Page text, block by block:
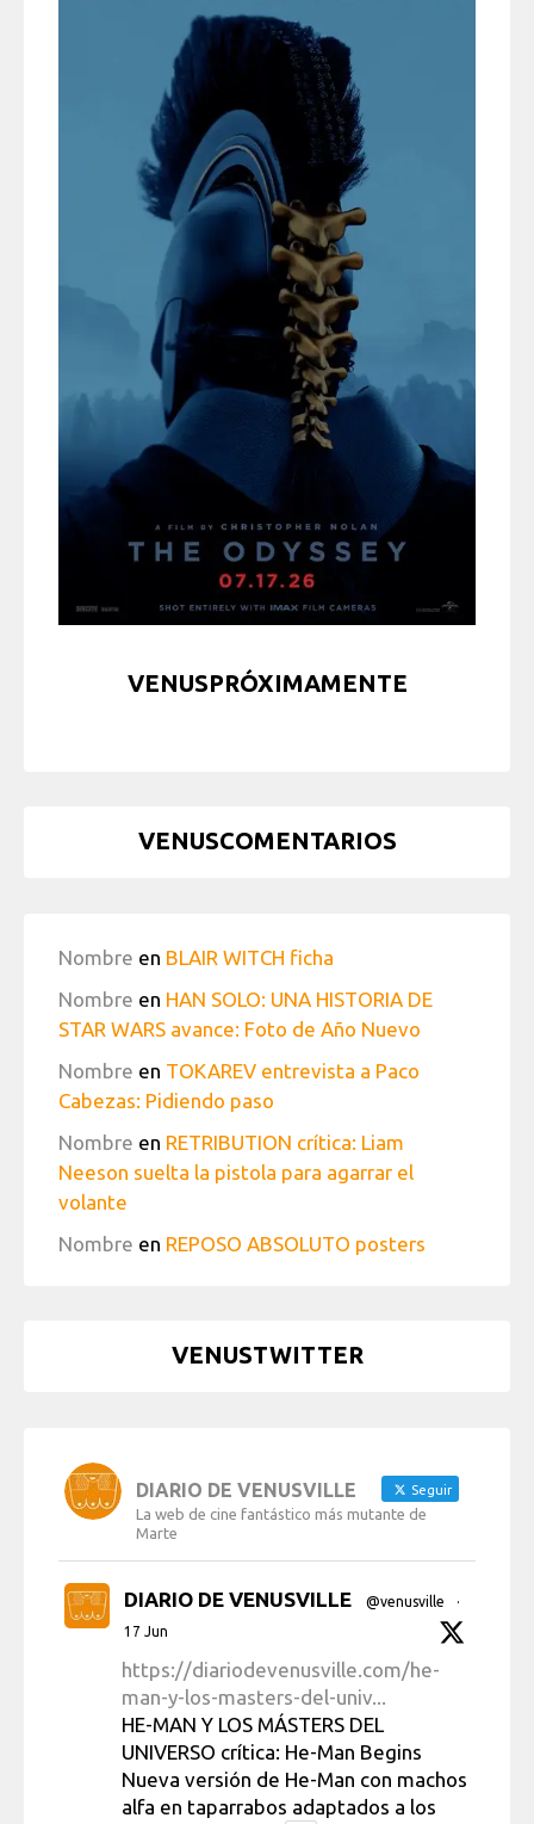
VENUSPRÓXIMAMENTE
VENUSCOMENTARIOS
Nombre en BLAIR WITCH ficha
Nombre en HAN SOLO: UNA HISTORIA DE
STAR WARS avance: Foto de Año Nuevo
Nombre en TOKAREV entrevista a Paco
Cabezas: Pidiendo paso
Nombre en RETRIBUTION crítica: Liam
Neeson suelta la pistola para agarrar el
volante
Nombre en REPOSO ABSOLUTO posters
VENUSTWITTER
DIARIO DE VENUSVILLE Seguir
La web de cine fantástico más mutante de
Marte
DIARIO DE VENUSVILLE @venusville
·
17 Jun
https://diariodevenusville.com/he-
man-y-los-masters-del-univ...
HE-MAN Y LOS MÁSTERS DEL
UNIVERSO crítica: He-Man Begins
Nueva versión de He-Man con machos
alfa en taparrabos adaptados a los